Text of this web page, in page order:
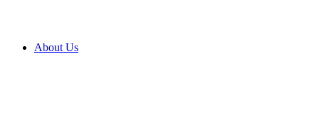
About Us